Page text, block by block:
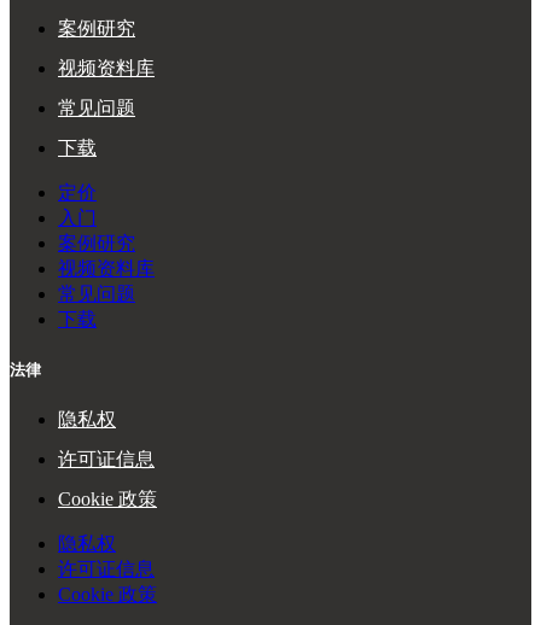
案例研究
视频资料库
常见问题
下载
定价
入门
案例研究
视频资料库
常见问题
下载
法律
隐私权
许可证信息
Cookie 政策
隐私权
许可证信息
Cookie 政策